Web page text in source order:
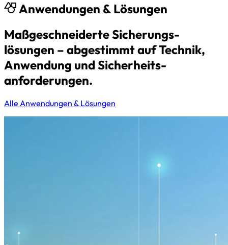
Anwendungen & Lösungen
Maßgeschneiderte Sicherungs­
lösungen – abgestimmt auf Technik,
Anwendung und Sicherheits­
anforderungen.
Alle Anwendungen & Lösungen